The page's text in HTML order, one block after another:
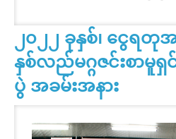
၂၀၂၂ ခုနှစ်၊ ငွေရ
နှစ်လည်မဂ္ဂဇင်းစာမူရှ
ပွဲ အခမ်းအနား